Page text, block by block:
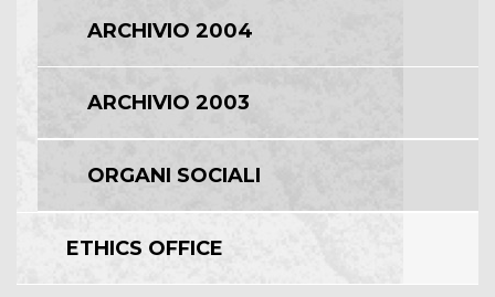
ARCHIVIO 2004
ARCHIVIO 2003
ORGANI SOCIALI
ETHICS OFFICE